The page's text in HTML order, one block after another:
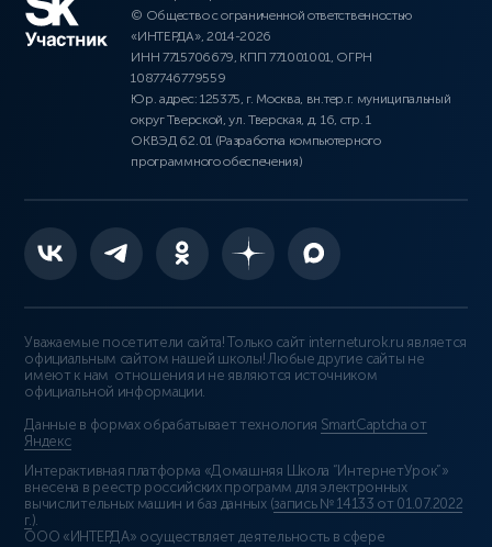
© Общество с ограниченной ответственностью
«ИНТЕРДА», 2014-2026
ИНН 7715706679, КПП 771001001, ОГРН
1087746779559
Юр. адрес: 125375, г. Москва, вн.тер.г. муниципальный
округ Тверской, ул. Тверская, д. 16, стр. 1
ОКВЭД 62.01 (Разработка компьютерного
программного обеспечения)
Уважаемые посетители сайта! Только сайт interneturok.ru является
официальным сайтом нашей школы! Любые другие сайты не
имеют к нам отношения и не являются источником
официальной информации.
Данные в формах обрабатывает технология SmartCaptcha от
Яндекс
Интерактивная платформа «Домашняя Школа “ИнтернетУрок”»
внесена в реестр российских программ для электронных
вычислительных машин и баз данных (запись № 14133 от 01.07.2022
г.).
ООО «ИНТЕРДА» осуществляет деятельность в сфере